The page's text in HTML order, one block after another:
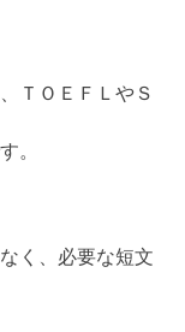
ＴＯＥＦＬやＳ
。
く、必要な短文